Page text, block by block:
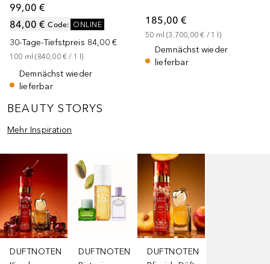
99,00 €
Code: ONLINE
84,00 €
30-Tage-Tiefstpreis 84,00 €
100 ml (840,00 € / 1 l)
Demnächst wieder
lieferbar
185,00 €
50 ml (3.700,00 € / 1 )
Demnächst wieder
lieferbar
BEAUTY STORYS
Mehr Inspiration
Überspringen
DUFTNOTEN
DUFTNOTEN
DUFTNOTEN